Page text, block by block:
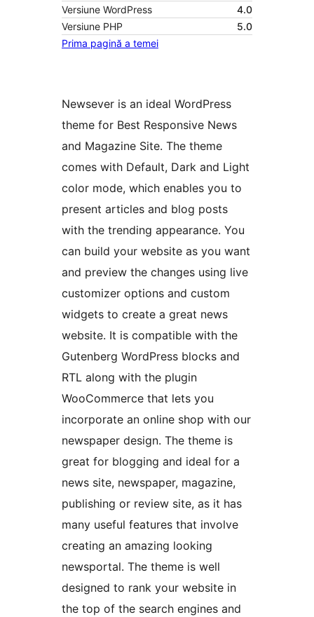
Versiune WordPress
4.0
Versiune PHP
5.0
Prima pagină a temei
Newsever is an ideal WordPress
theme for Best Responsive News
and Magazine Site. The theme
comes with Default, Dark and Light
color mode, which enables you to
present articles and blog posts
with the trending appearance. You
can build your website as you want
and preview the changes using live
customizer options and custom
widgets to create a great news
website. It is compatible with the
Gutenberg WordPress blocks and
RTL along with the plugin
WooCommerce that lets you
incorporate an online shop with our
newspaper design. The theme is
great for blogging and ideal for a
news site, newspaper, magazine,
publishing or review site, as it has
many useful features that involve
creating an amazing looking
newsportal. The theme is well
designed to rank your website in
the top of the search engines and